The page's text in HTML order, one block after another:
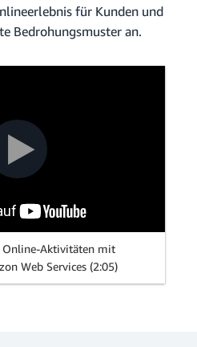
für Kunden und
Bedrohungsmuster an.
Online-Aktivitäten mit
Web Services (2:05)